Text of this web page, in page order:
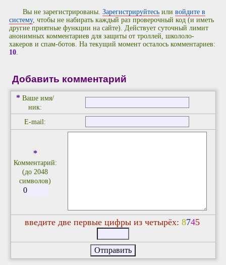
Вы не зарегистрированы.Зарегистрируйтесь иливойдите в
систему, чтобы не набирать каждый раз проверочный код (и иметь
другие приятные функции на сайте). Действует суточный лимит
анонимных комментариев для защиты от троллей, школоло-
хакеров и спам-ботов. На текущий момент осталось комментариев:
10
Добавить комментарий
* Ваше имя/
ник:
E-mail:
*
Комментарий:
(до 2048
символов)
введите две первые цифры из четырёх: 8745